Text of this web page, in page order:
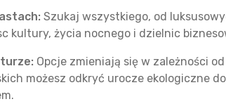
Szukaj wszystkiego, od
kultury, życia nocnego i dzielnic
Opcje zmieniają się w zależności
możesz odkryć urocze ekologiczne